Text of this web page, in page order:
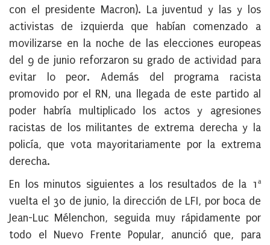
con el presidente Macron). La juventud y las y los
activistas de izquierda que habían comenzado a
movilizarse en la noche de las elecciones europeas
del 9 de junio reforzaron su grado de actividad para
evitar lo peor. Además del programa racista
promovido por el RN, una llegada de este partido al
poder habría multiplicado los actos y agresiones
racistas de los militantes de extrema derecha y la
policía, que vota mayoritariamente por la extrema
derecha.
En los minutos siguientes a los resultados de la 1ª
vuelta el 30 de junio, la dirección de LFI, por boca de
Jean-Luc Mélenchon, seguida muy rápidamente por
todo el Nuevo Frente Popular, anunció que, para